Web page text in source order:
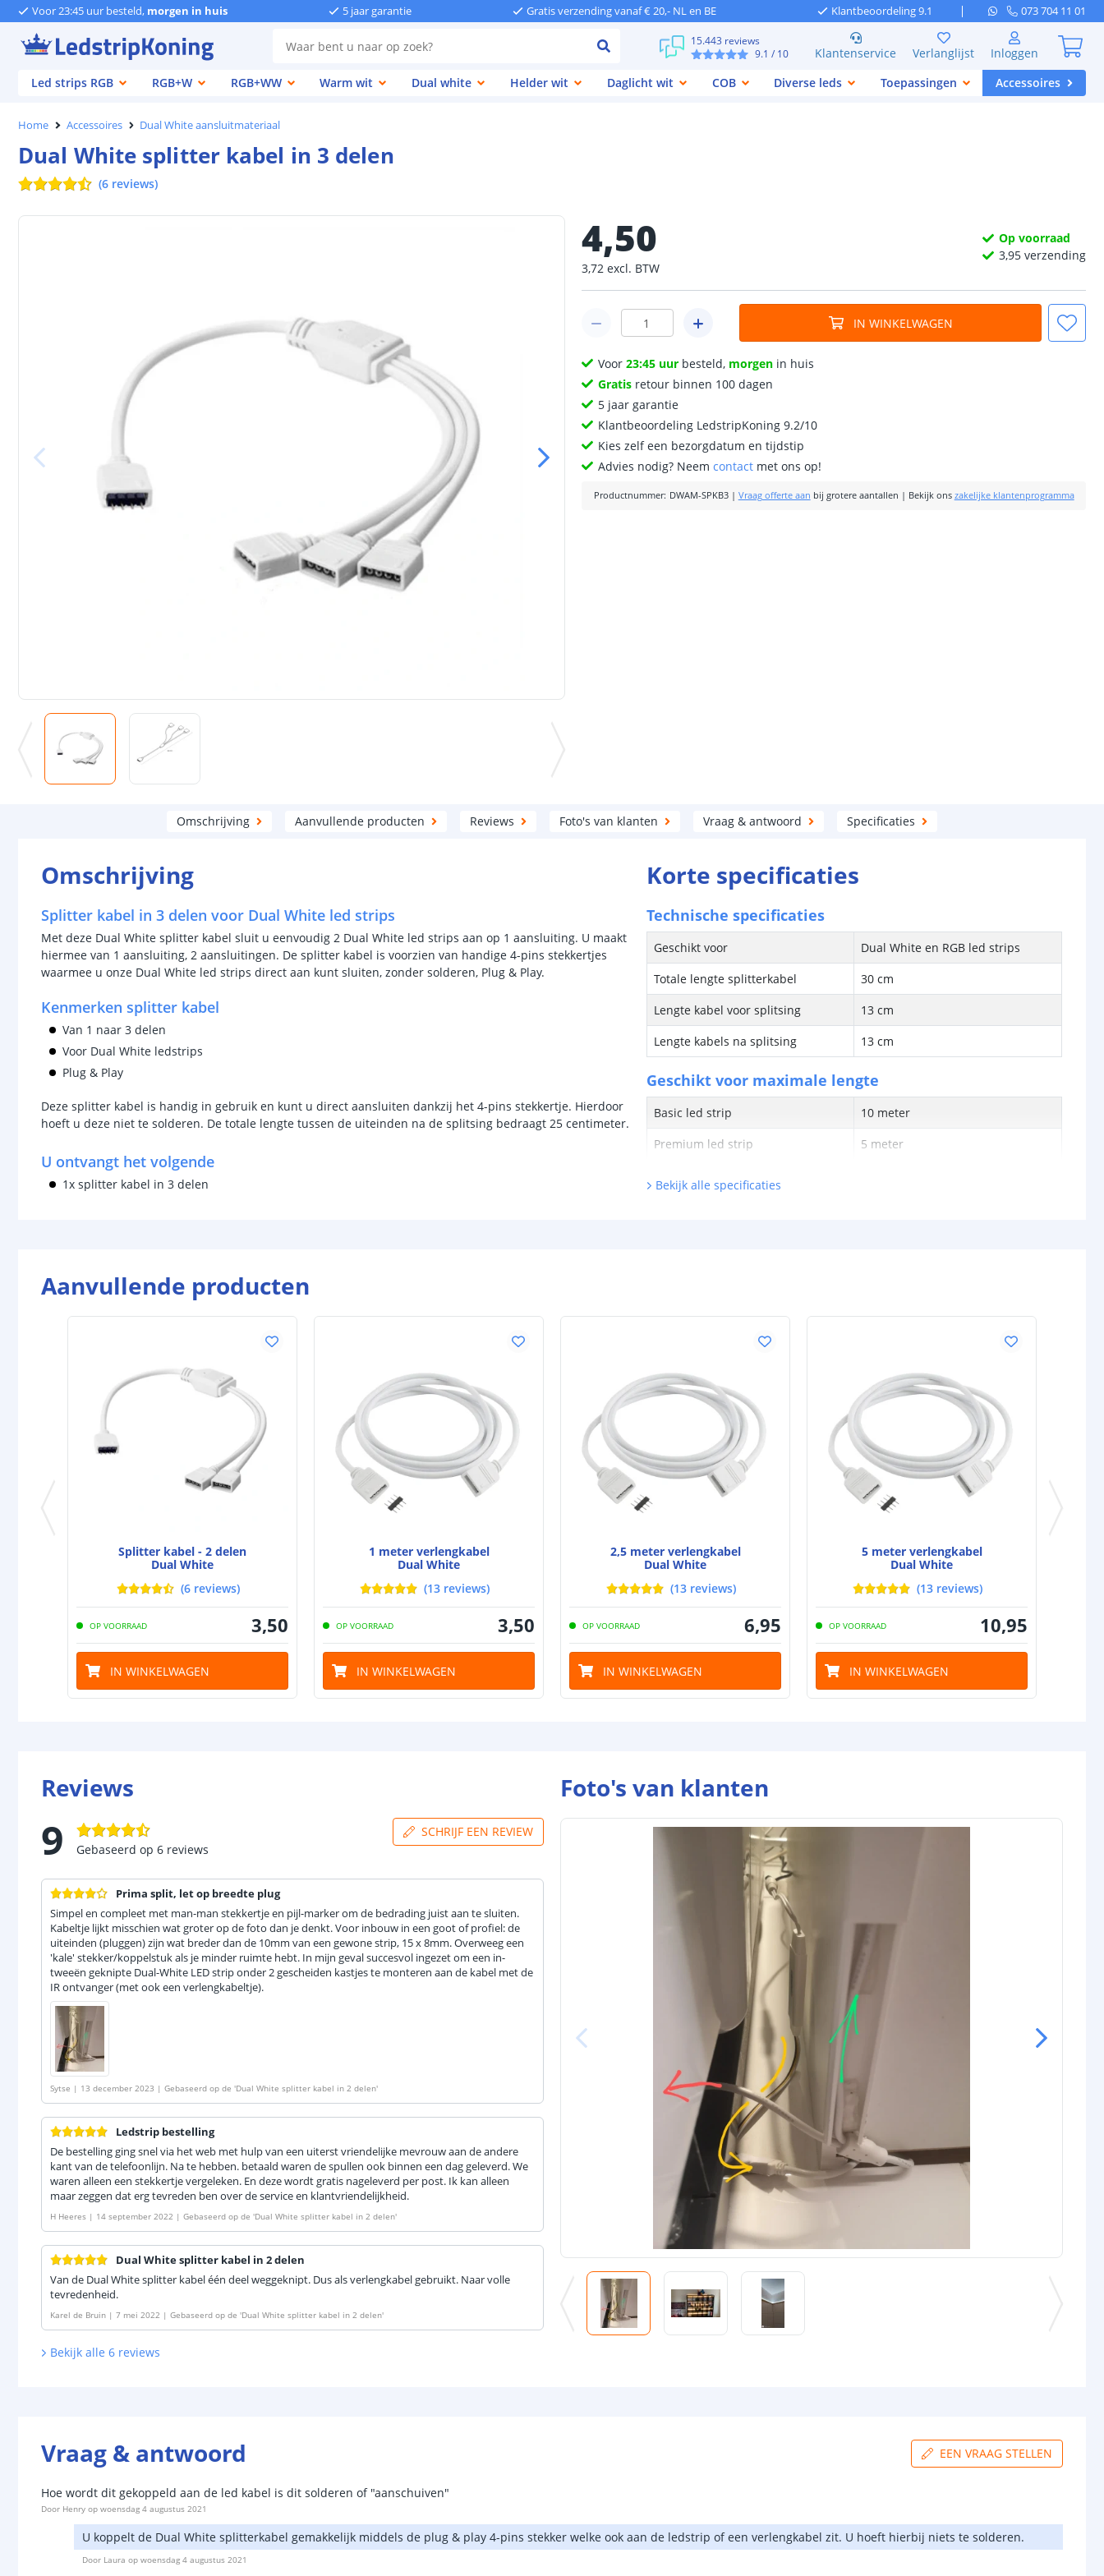
Voor 23:45 uur besteld, morgen in huis 5 jaar garantie Gratis verzending vanaf € 20,- NL en BE Klantbeoordeling 9.1 073 704 11 01
15.443 reviews
9.1 / 10 Klantenservice Verlanglijst
Inloggen
Led strips RGB
RGB+W RGB+WW Warm wit Dual white Helder wit Daglicht wit COB Diverse leds Toepassingen Accessoires
Home Accessoires Dual White aansluitmateriaal
Dual White splitter kabel in 3 delen
(6 reviews)
4,50
3,72 excl. BTW
Op voorraad
3,95 verzending
IN WINKELWAGEN
Voor23:45 uur besteld, morgen in huis
Gratis retour binnen 100 dagen
5 jaar garantie
Klantbeoordeling LedstripKoning 9.2/10
Kies zelf een bezorgdatum en tijdstip
Advies nodig? Neemcontact met ons op!
Productnummer: DWAM-SPKB3| Vraag offerte aan bij grotere aantallen | Bekijk ons zakelijke klantenprogramma
Omschrijving Aanvullende producten Reviews Foto's van klanten Vraag & antwoord Specificaties
Omschrijving
Splitter kabel in 3 delen voor Dual White led strips
Met deze Dual White splitter kabel sluit u eenvoudig 2 Dual White led strips aan op 1 aansluiting. U maakt
hiermee van 1 aansluiting, 2 aansluitingen. De splitter kabel is voorzien van handige 4-pins stekkertjes
waarmee u onze Dual White led strips direct aan kunt sluiten, zonder solderen, Plug & Play.
Kenmerken splitter kabel
Van 1 naar 3 delen
Voor Dual White ledstrips
Plug & Play
Deze splitter kabel is handig in gebruik en kunt u direct aansluiten dankzij het 4-pins stekkertje. Hierdoor
hoeft u deze niet te solderen. De totale lengte tussen de uiteinden na de splitsing bedraagt 25 centimeter.
U ontvangt het volgende
1x splitter kabel in 3 delen
Korte specificaties
Technische specificaties
Geschikt voor
Dual White en RGB led strips
Totale lengte splitterkabel
30 cm
Lengte kabel voor splitsing
13 cm
Lengte kabels na splitsing
13 cm
Geschikt voor maximale lengte
Basic led strip
10 meter
Premium led strip
5 meter
Bekijk alle specificaties
Aanvullende producten
Splitter kabel - 2 delen
Dual White
(6 reviews)
OP VOORRAAD 3,50
IN WINKELWAGEN
1 meter verlengkabel
Dual White
(13 reviews)
OP VOORRAAD 3,50
IN WINKELWAGEN
2,5 meter verlengkabel
Dual White
(13 reviews)
OP VOORRAAD 6,95
IN WINKELWAGEN
5 meter verlengkabel
Dual White
(13 reviews)
OP VOORRAAD 10,95
IN WINKELWAGEN
Reviews
9 Gebaseerd op 6 reviews
SCHRIJF EEN REVIEW
Prima split, let op breedte plug
Simpel en compleet met man-man stekkertje en pijl-marker om de bedrading juist aan te sluiten.
Kabeltje lijkt misschien wat groter op de foto dan je denkt. Voor inbouw in een goot of profiel: de
uiteinden (pluggen) zijn wat breder dan de 10mm van een gewone strip, 15 x 8mm. Overweeg een
'kale' stekker/koppelstuk als je minder ruimte hebt. In mijn geval succesvol ingezet om een in-
tweeën geknipte Dual-White LED strip onder 2 gescheiden kastjes te monteren aan de kabel met de
IR ontvanger (met ook een verlengkabeltje).
Sytse | 13 december 2023 | Gebaseerd op de 'Dual White splitter kabel in 2 delen'
Ledstrip bestelling
De bestelling ging snel via het web met hulp van een uiterst vriendelijke mevrouw aan de andere
kant van de telefoonlijn. Na te hebben. betaald waren de spullen ook binnen een dag geleverd. We
waren alleen een stekkertje vergeleken. En deze wordt gratis nageleverd per post. Ik kan alleen
maar zeggen dat erg tevreden ben over de service en klantvriendelijkheid.
H Heeres | 14 september 2022 | Gebaseerd op de 'Dual White splitter kabel in 2 delen'
Dual White splitter kabel in 2 delen
Van de Dual White splitter kabel één deel weggeknipt. Dus als verlengkabel gebruikt. Naar volle
tevredenheid.
Karel de Bruin | 7 mei 2022 | Gebaseerd op de 'Dual White splitter kabel in 2 delen'
Bekijk alle 6 reviews
Foto's van klanten
Vraag & antwoord EEN VRAAG STELLEN
Hoe wordt dit gekoppeld aan de led kabel is dit solderen of "aanschuiven"
Door Henry op woensdag 4 augustus 2021
U koppelt de Dual White splitterkabel gemakkelijk middels de plug & play 4-pins stekker welke ook aan de ledstrip of een verlengkabel zit. U hoeft hierbij niets te solderen.
Door Laura op woensdag 4 augustus 2021